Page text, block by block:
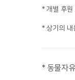
* 개별 후원
* 상기의 내
* 동물자